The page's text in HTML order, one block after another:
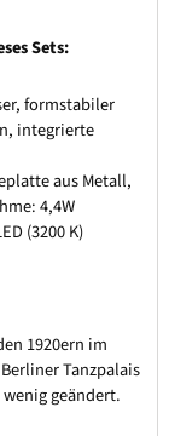
Sets:
formstabiler
integrierte
aus Metall,
4,4W
(3200 K)
1920ern im
Tanzpalais
geändert.